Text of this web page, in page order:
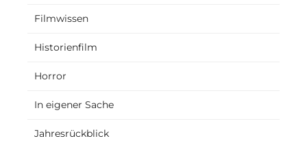
Filmwissen
Historienfilm
Horror
In eigener Sache
Jahresrückblick